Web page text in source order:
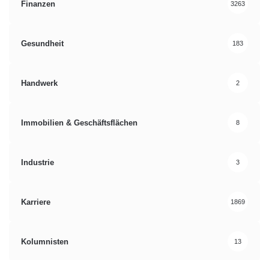
Finanzen 3263
Gesundheit 183
Handwerk 2
Immobilien & Geschäftsflächen 8
Industrie 3
Karriere 1869
Kolumnisten 13